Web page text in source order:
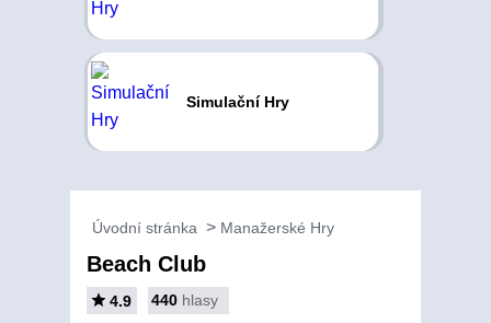
Simulační Hry
Úvodní stránka Manažerské Hry
Beach Club
4.9 440 hlasy